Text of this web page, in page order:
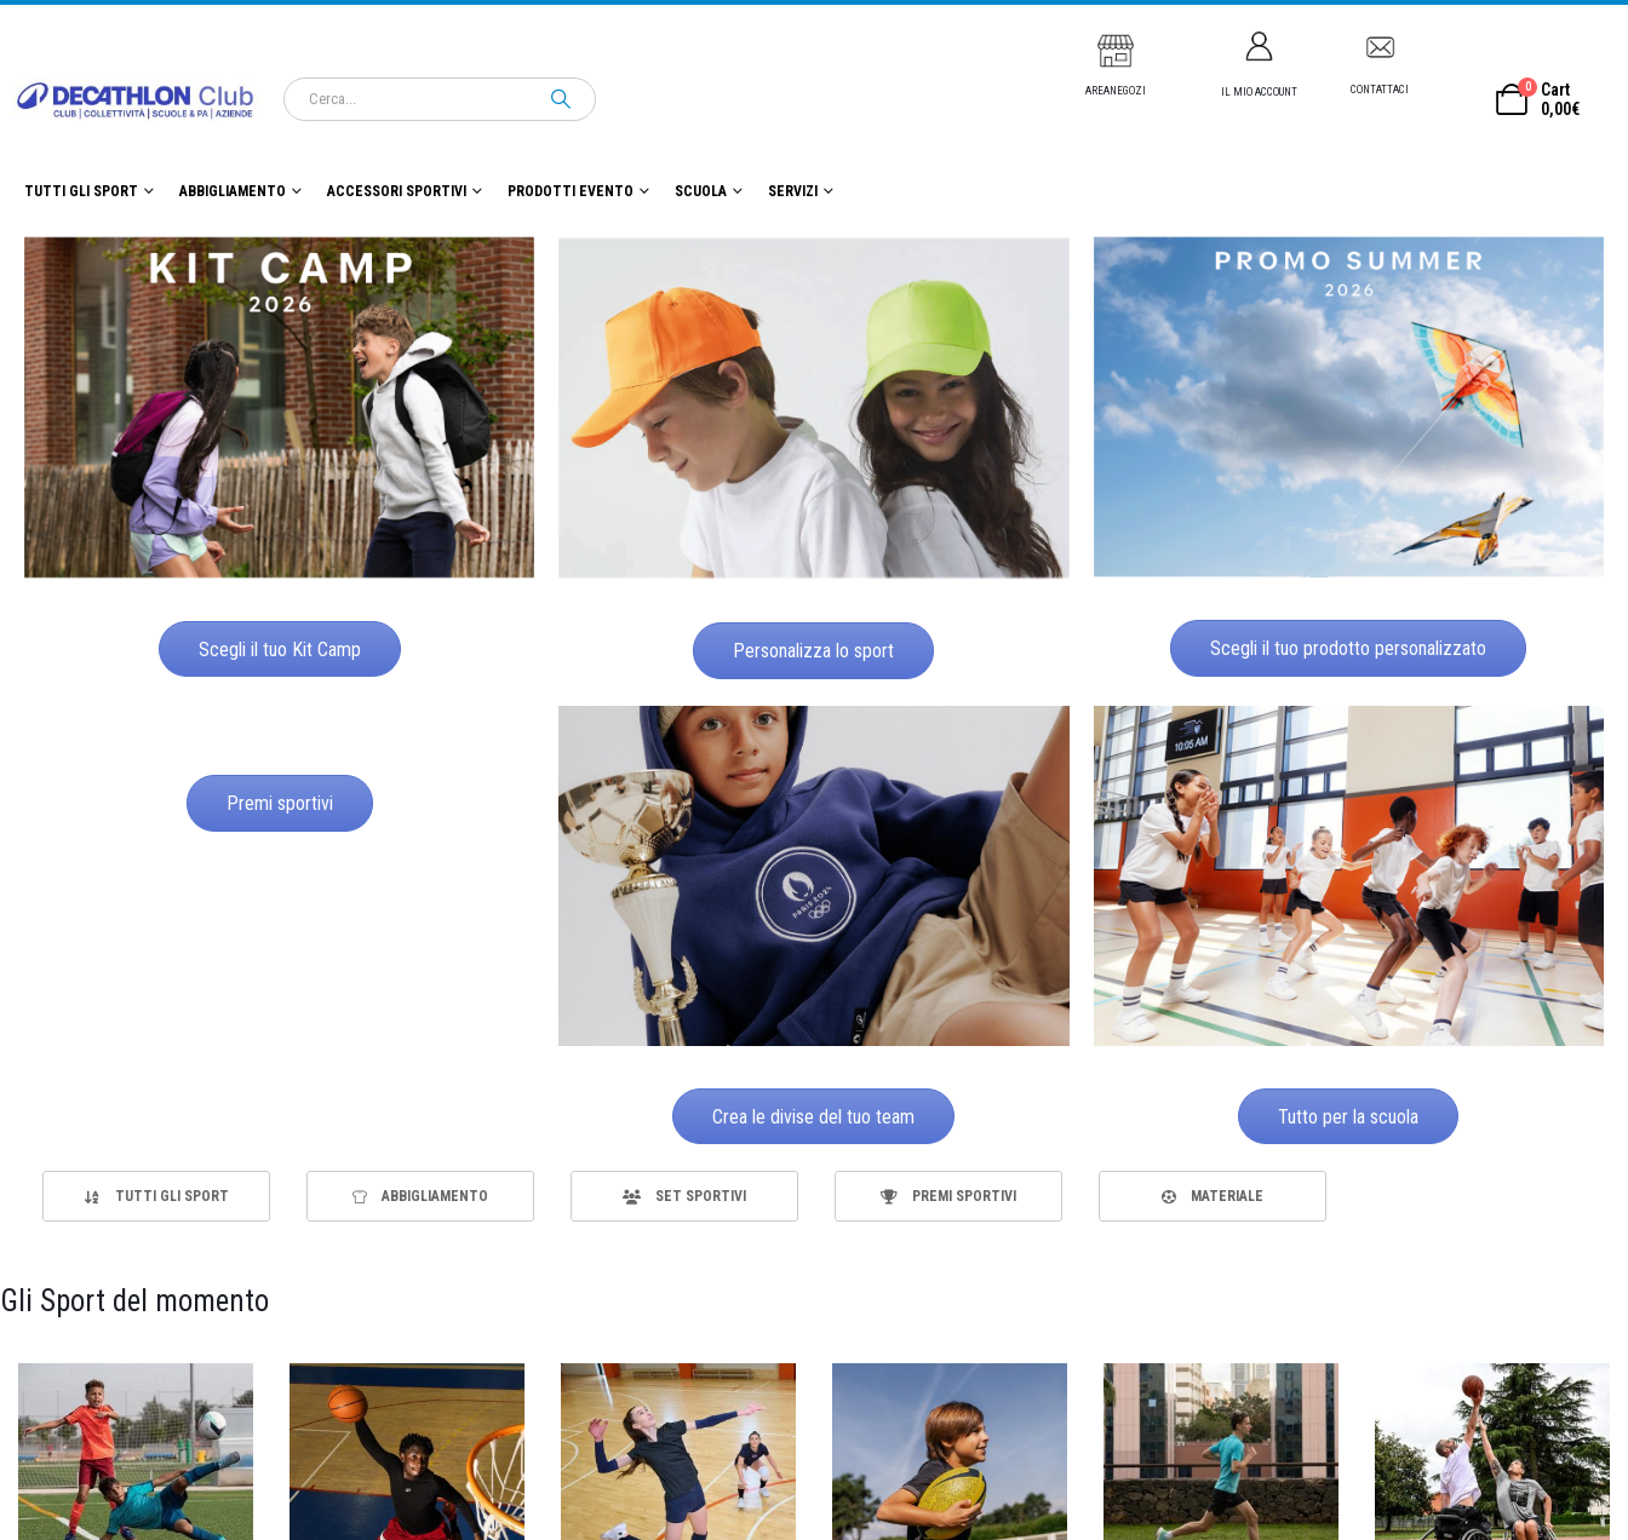
AREANEGOZI IL MIO ACCOUNT CONTATTACI 0
Cart
0,00€
TUTTI GLI SPORT ABBIGLIAMENTO ACCESSORI SPORTIVI PRODOTTI EVENTO SCUOLA SERVIZI
Scegli il tuo Kit Camp Personalizza lo sport Scegli il tuo prodotto personalizzato
Premi sportivi
Crea le divise del tuo team Tutto per la scuola
TUTTI GLI SPORT ABBIGLIAMENTO SET SPORTIVI PREMI SPORTIVI MATERIALE
Gli Sport del momento